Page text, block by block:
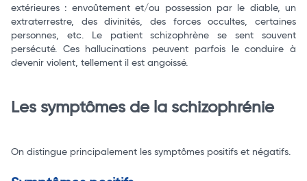
extérieures : envoûtement et/ou possession par le diable, un
extraterrestre, des divinités, des forces occultes, certaines
personnes, etc. Le patient schizophrène se sent souvent
persécuté. Ces hallucinations peuvent parfois le conduire à
devenir violent, tellement il est angoissé.
Les symptômes de la schizophrénie
On distingue principalement les symptômes positifs et négatifs.